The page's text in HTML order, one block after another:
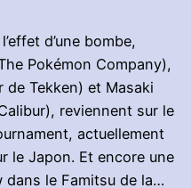
d’une bombe,
Pokémon Company),
de Tekken) et Masaki
reviennent sur le
actuellement
le Japon. Et encore une
dans le Famitsu de la…